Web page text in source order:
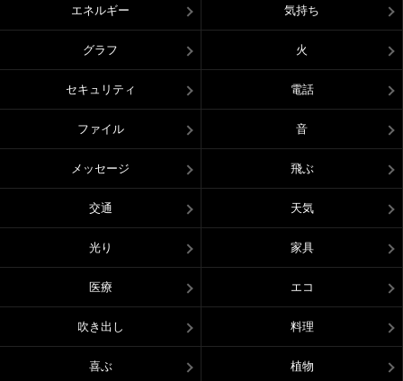
エネルギー 気持ち
グラフ 火
セキュリティ 電話
ファイル 音
メッセージ 飛ぶ
交通 天気
光り 家具
医療 エコ
吹き出し 料理
喜ぶ 植物